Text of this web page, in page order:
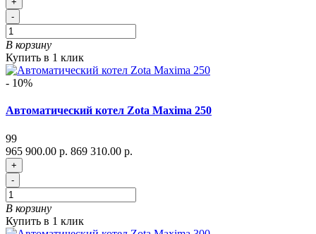
-
В корзину
Купить в 1 клик
- 10%
Автоматический котел Zota Maxima 250
99
965 900.00 р. 869 310.00 р.
+
-
В корзину
Купить в 1 клик